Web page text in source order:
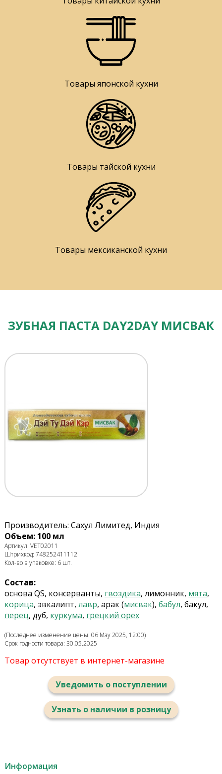
Товары японской кухни
Товары тайской кухни
Товары мексиканской кухни
ЗУБНАЯ ПАСТА DAY2DAY МИСВАК
Производитель: Сахул Лимитед, Индия
Объем: 100 мл
Артикул: VET02011
Штрихкод: 748252411112
Кол-во в упаковке: 6 шт.
Состав:
основа QS, конcерванты, гвоздика, лимонник, мята,
корица, эвкалипт, лавр, арак (мисвак), бабул, бакул,
перец, дуб, куркума, грецкий орех
(Последнее изменение цены: 06 May 2025, 12:00)
Срок годности товара: 30.05.2025
Товар отсутствует в интернет-магазине
Уведомить о поступлении
Узнать о наличии в розницу
Информация